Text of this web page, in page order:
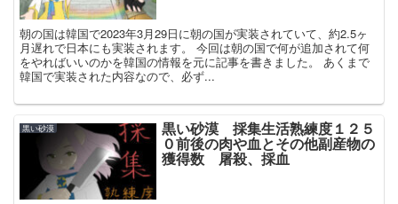
朝の国は韓国で2023年3月29日に朝の国が実装されていて、約2.5ヶ
月遅れで日本にも実装されます。 今回は朝の国で何が追加されて何
をやればいいのかを韓国の情報を元に記事を書きました。 あくまで
韓国で実装された内容なので、必ず...
黒い砂漠 黒い砂漠 採集生活熟練度１２５
０前後の肉や血とその他副産物の
獲得数 屠殺、採血